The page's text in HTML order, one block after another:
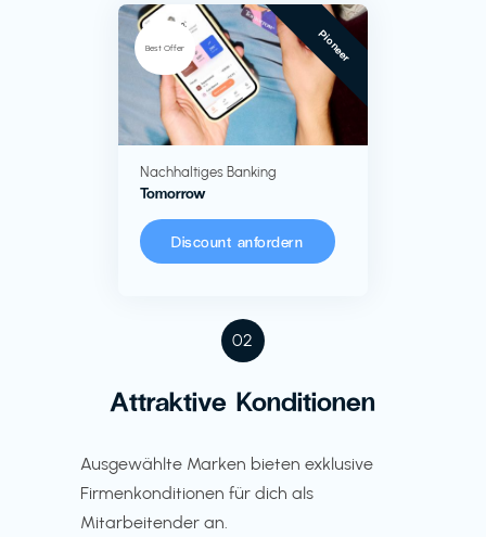
02
Attraktive Konditionen
Ausgewählte Marken bieten exklusive
Firmenkonditionen für dich als
Mitarbeitender an.
Best Offer Pioneer
Nachhaltiges Banking
Tomorrow
Discount anfordern